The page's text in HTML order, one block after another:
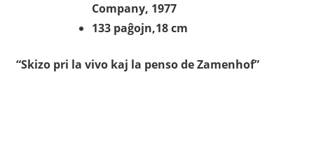
Company, 1977
133 paĝojn,18 cm
“Skizo pri la vivo kaj la penso de Zamenhof”